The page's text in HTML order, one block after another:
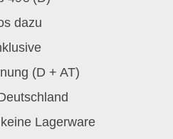
dazu
(D + AT)
Lagerware